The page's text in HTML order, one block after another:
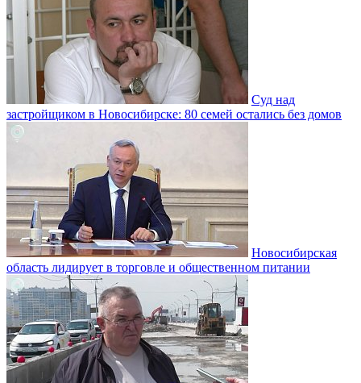
Суд над
застройщиком в Новосибирске: 80 семей остались без домов
Новосибирская
область лидирует в торговле и общественном питании